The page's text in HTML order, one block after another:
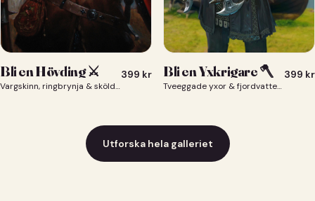
Bli en Hövding ⚔️
Vargskinn, ringbrynja & sköld — du som nordisk krigsherre ⚔️
399 kr Bli en Yxkrigare 🪓
Tveeggade yxor & fjordvatten bakom dig 🪓
399 kr
Utforska hela galleriet